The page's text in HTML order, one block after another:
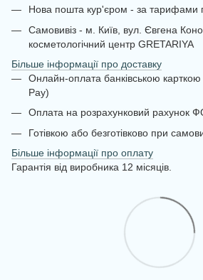
Нова пошта кур'єром - за тарифами
Самовивіз - м. Київ, вул. Євгена
косметологічний центр GRETARIYA
Більше інформації про доставку
Онлайн-оплата банківською
Pay)
Оплата на розрахунковий рахунок
Готівкою або безготівково при
Більше інформації про оплату
Гарантія від виробника 12 місяців.